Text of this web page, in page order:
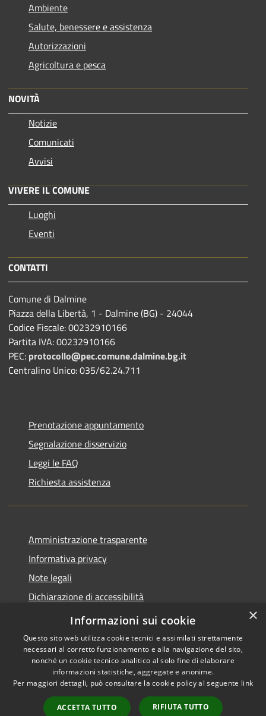
Ambiente
Salute, benessere e assistenza
Autorizzazioni
Agricoltura e pesca
NOVITÀ
Notizie
Comunicati
Avvisi
VIVERE IL COMUNE
Luoghi
Eventi
CONTATTI
Comune di Dalmine
Piazza della Libertà, 1 - Dalmine (BG) - 24044
Codice Fiscale: 00232910166
Partita IVA: 00232910166
PEC: protocollo@pec.comune.dalmine.bg.it
Centralino Unico: 035/62.24.711
Prenotazione appuntamento
Segnalazione disservizio
Leggi le FAQ
Richiesta assistenza
Amministrazione trasparente
Informativa privacy
Note legali
Dichiarazione di accessibilità
Piano di miglioramento del sito
Accessibilità
Copyright © 2026 • Comune di
Dalmine • Powered by
Municipium•
Accesso
×
Informazioni sui cookie
Questo sito web utilizza cookie tecnici e assimilati strettamente
necessari al corretto funzionamento e alla navigazione del sito,
nonché un cookie tecnico analitico al solo fine di elaborare
informazioni statistiche, aggregate e anonime.
Per maggiori dettagli, può consultare la cookie policy al seguente link
ACCETTA TUTTO RIFIUTA TUTTO